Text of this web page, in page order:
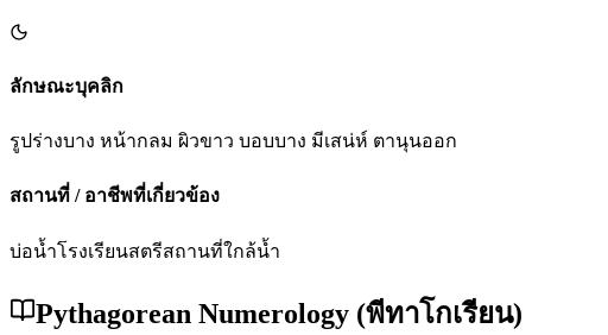
ลักษณะบุคลิก
รูปร่างบาง หน้ากลม ผิวขาว บอบบาง มีเสน่ห์ ตานุนออก
สถานที่ / อาชีพที่เกี่ยวข้อง
บ่อน้ำโรงเรียนสตรีสถานที่ใกล้น้ำ
Pythagorean Numerology (พีทาโกเรียน)